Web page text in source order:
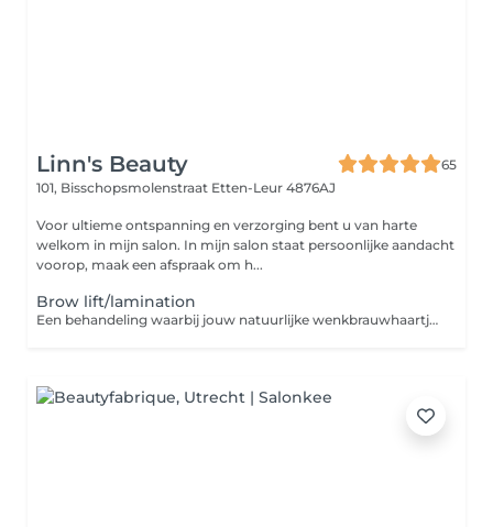
Linn's Beauty
65
101, Bisschopsmolenstraat Etten-Leur 4876AJ
Voor ultieme ontspanning en verzorging bent u van harte
welkom in mijn salon. In mijn salon staat persoonlijke aandacht
voorop, maak een afspraak om h...
Brow lift/lamination
Een behandeling waarbij jouw natuurlijke wenkbrauwhaartjes in de juiste richting geplaatst worden. Dit wordt gedaan met behulp van speciale lotion-formules. Hierdoor lijken je wenkbrauwen meteen veel voller. Het gewenste effect blijft 4 tot 6 weken